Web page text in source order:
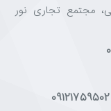
مجتمع تجاری نور